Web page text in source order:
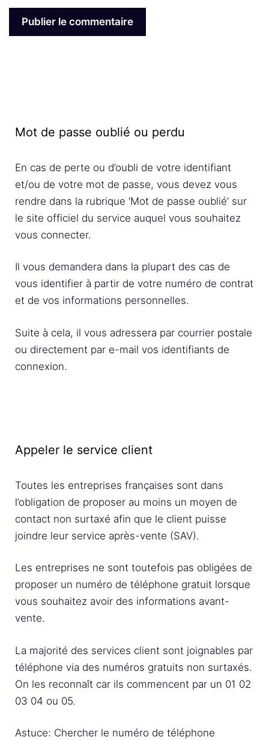
Mot de passe oublié ou perdu
En cas de perte ou d’oubli de votre identifiant
et/ou de votre mot de passe, vous devez vous
rendre dans la rubrique ‘Mot de passe oublié’ sur
le site officiel du service auquel vous souhaitez
vous connecter.
Il vous demandera dans la plupart des cas de
vous identifier à partir de votre numéro de contrat
et de vos informations personnelles.
Suite à cela, il vous adressera par courrier postale
ou directement par e-mail vos identifiants de
connexion.
Appeler le service client
Toutes les entreprises françaises sont dans
l’obligation de proposer au moins un moyen de
contact non surtaxé afin que le client puisse
joindre leur service après-vente (SAV).
Les entreprises ne sont toutefois pas obligées de
proposer un numéro de téléphone gratuit lorsque
vous souhaitez avoir des informations avant-
vente.
La majorité des services client sont joignables par
téléphone via des numéros gratuits non surtaxés.
On les reconnaît car ils commencent par un 01 02
03 04 ou 05.
Astuce: Chercher le numéro de téléphone